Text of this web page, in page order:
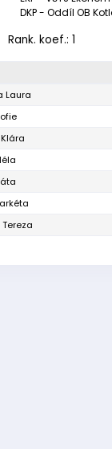
DKP - Oddíl OB
Rank. koef.: 1
Laura